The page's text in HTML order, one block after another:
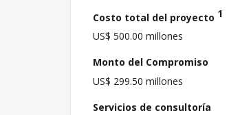
Costo total del proyecto 1
US$ 500.00 millones
Monto del Compromiso
US$ 299.50 millones
Servicios de consultoría